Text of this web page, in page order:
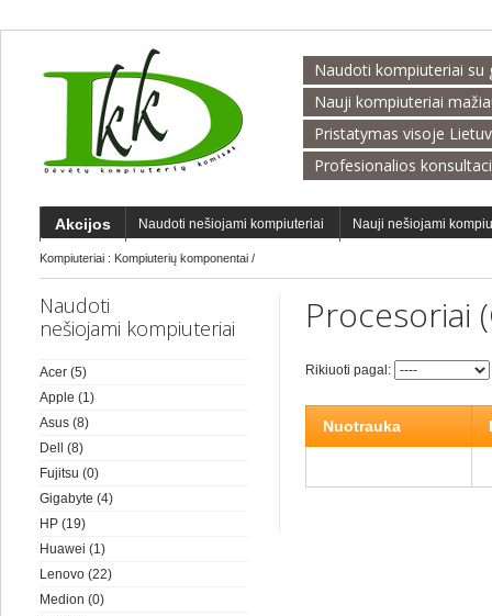
Naudoti kompiuteriai su
Nauji kompiuteriai
Pristatymas visoje
Profesionalios
Akcijos Naudoti nešiojami kompiuteriai Nauji nešiojami
Kompiuteriai : Kompiuterių komponentai /
Naudoti
nešiojami kompiuteriai
Acer (5)
Apple (1)
Asus (8)
Dell
(8)
Fujitsu (0)
Gigabyte (4)
HP (19)
Huawei (1)
Lenovo (22)
Medion (0)
Procesoriai
Rikiuoti pagal:
Nuotrauka